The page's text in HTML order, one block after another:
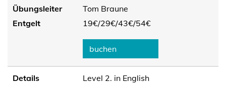
Übungsleiter
Tom Braune
Entgelt
19€/29€/43€/54€
buchen
Details
Level 2. in English